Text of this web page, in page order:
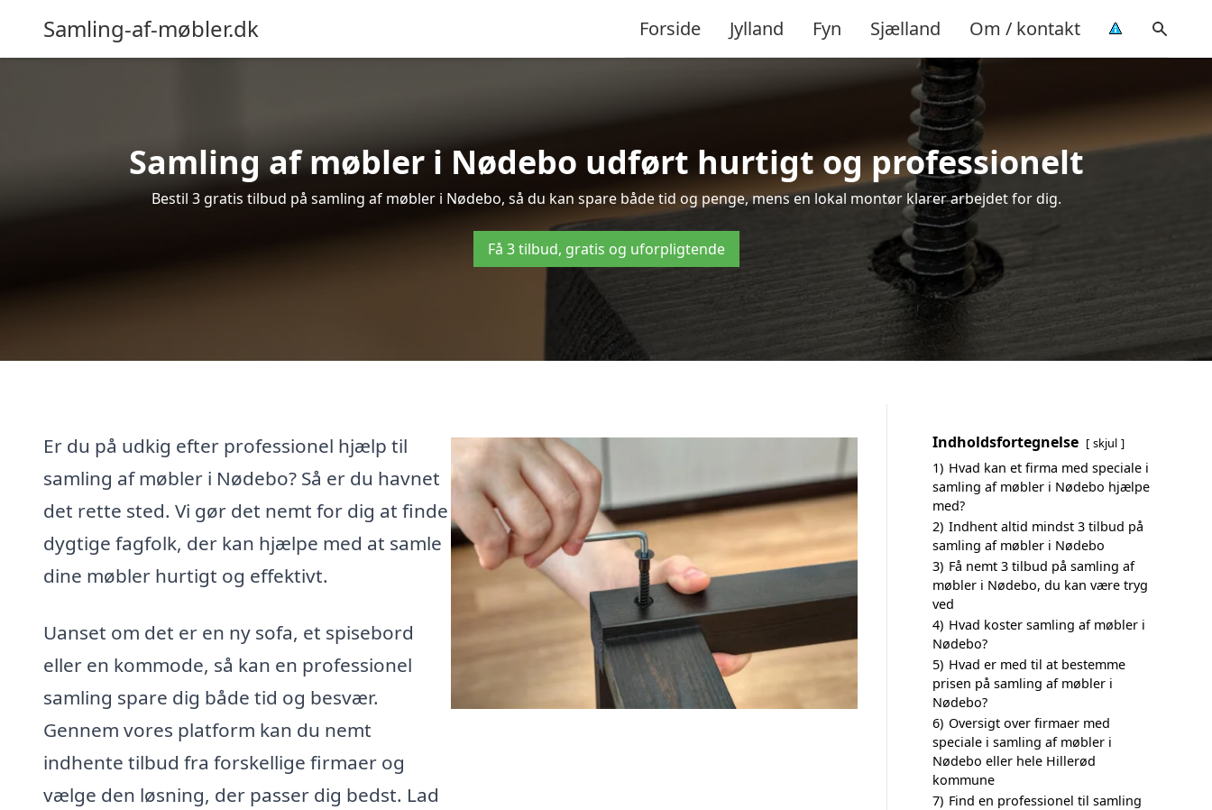
Samling-af-møbler.dk Forside Jylland Fyn Sjælland Om / kontakt
Samling af møbler i Nødebo udført hurtigt og professionelt
Bestil 3 gratis tilbud på samling af møbler i Nødebo, så du kan spare både tid og penge, mens en lokal montør klarer arbejdet for dig.
Få 3 tilbud, gratis og uforpligtende
Er du på udkig efter professionel hjælp til
samling af møbler i Nødebo? Så er du havnet
det rette sted. Vi gør det nemt for dig at finde
dygtige fagfolk, der kan hjælpe med at samle
dine møbler hurtigt og effektivt.
Uanset om det er en ny sofa, et spisebord
eller en kommode, så kan en professionel
samling spare dig både tid og besvær.
Gennem vores platform kan du nemt
indhente tilbud fra forskellige firmaer og
vælge den løsning, der passer dig bedst. Lad
Indholdsfortegnelse skjul
1) Hvad kan et firma med speciale i
samling af møbler i Nødebo hjælpe
med?
2) Indhent altid mindst 3 tilbud på
samling af møbler i Nødebo
3) Få nemt 3 tilbud på samling af
møbler i Nødebo, du kan være tryg
ved
4) Hvad koster samling af møbler i
Nødebo?
5) Hvad er med til at bestemme
prisen på samling af møbler i
Nødebo?
6) Oversigt over firmaer med
speciale i samling af møbler i
Nødebo eller hele Hillerød
kommune
7) Find en professionel til samling